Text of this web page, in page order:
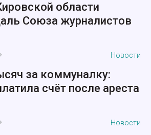
области
Союза журналистов
Новости
за коммуналку:
счёт после ареста
Новости